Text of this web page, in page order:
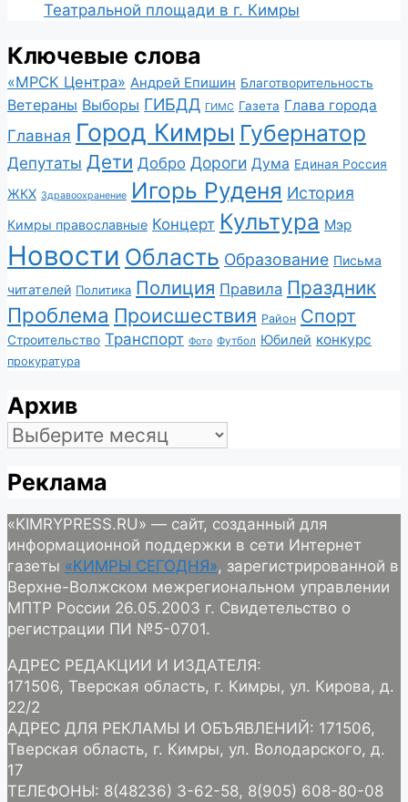
Театральной площади в г. Кимры
Ключевые слова
«МРСК Центра» Андрей Епишин Благотворительность
Ветераны Выборы ГИБДД ГИМС Газета Глава города
Главная Город Кимры Губернатор
Депутаты Дети Добро Дороги Дума Единая Россия
ЖКХ Здравоохранение Игорь Руденя История
Кимры православные Концерт Культура Мэр
Новости Область Образование Письма
читателей Политика Полиция Правила Праздник
Проблема Происшествия Район Спорт
Строительство Транспорт Фото Футбол Юбилей конкурс
прокуратура
Архив
Архив
Реклама
«KIMRYPRESS.RU» — сайт, созданный для
информационной поддержки в сети Интернет
газеты «КИМРЫ СЕГОДНЯ», зарегистрированной в
Верхне-Волжском межрегиональном управлении
МПТР России 26.05.2003 г. Свидетельство о
регистрации ПИ №5-0701.
АДРЕС РЕДАКЦИИ И ИЗДАТЕЛЯ:
171506, Тверская область, г. Кимры, ул. Кирова, д.
22/2
АДРЕС ДЛЯ РЕКЛАМЫ И ОБЪЯВЛЕНИЙ: 171506,
Тверская область, г. Кимры, ул. Володарского, д.
17
ТЕЛЕФОНЫ: 8(48236) 3-62-58, 8(905) 608-80-08